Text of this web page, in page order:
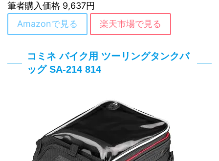
筆者購入価格 9,637円
Amazonで見る
楽天市場で見る
コミネ バイク用 ツーリングタンクバ
ッグ SA-214 814